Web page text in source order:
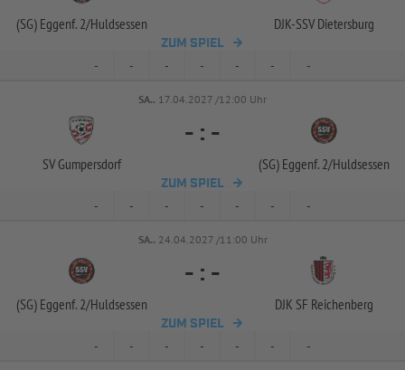
(SG) Eggenf. 2/Huldsessen DJK-SSV Dietersburg
ZUM SPIEL
- - - - - - -
SA.. 17.04.2027 /12:00 Uhr
SV Gumpersdorf
- : -
(SG) Eggenf. 2/Huldsessen
ZUM SPIEL
- - - - - - -
SA.. 24.04.2027 /11:00 Uhr
(SG) Eggenf. 2/Huldsessen
- : -
DJK SF Reichenberg
ZUM SPIEL
- - - - - - -